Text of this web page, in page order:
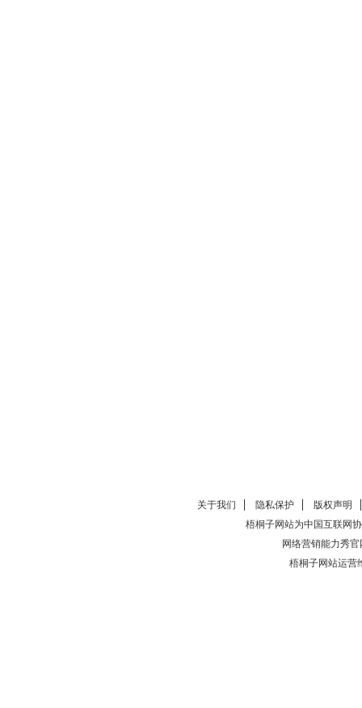
关于我们 隐私保护
版权声明
梧桐子网站为中国互联网
网络营销能力秀官
梧桐子网站运营